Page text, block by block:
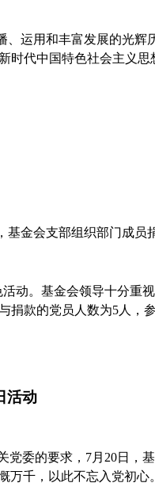
运用和丰富发展的光
代中国特色社会主义
基金会支部组织部门成员
动。基金会领导十分重
捐款的党员人数为5人，
活动
党委的要求， 7月 20日，
万千，以此不忘入党初心。